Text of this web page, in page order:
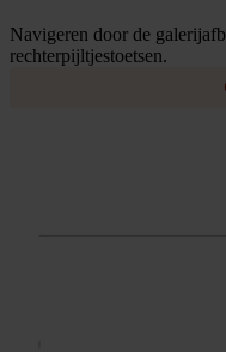
Navigeren door de
rechterpijltjestoetsen.